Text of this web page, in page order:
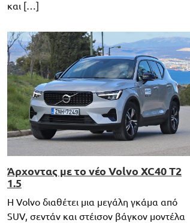
και […]
Άρχοντας με το νέο Volvo XC40 T2
1.5
Η Volvo διαθέτει μια μεγάλη γκάμα από
SUV, σεντάν και στέισον βάγκον μοντέλα